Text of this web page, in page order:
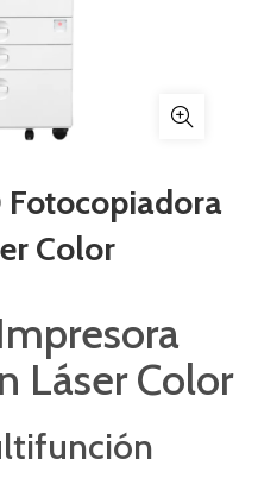
Color
Láser Color